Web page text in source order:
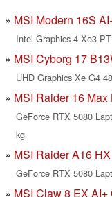
MSI Modern 16S
Intel Graphics 4 Xe3
MSI Cyborg 17
UHD Graphics Xe G4
MSI Raider 16
GeForce RTX 5080
kg
MSI Raider A16
GeForce RTX 5080
MSI Claw 8 EX